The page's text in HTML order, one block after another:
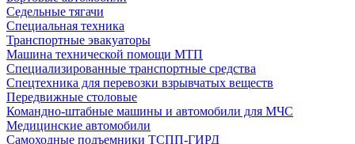
Седельные тягачи
Специальная техника
Транспортные эвакуаторы
Машина технической помощи МТП
Специализированные транспортные средства
Спецтехника для перевозки взрывчатых веществ
Передвижные столовые
Командно-штабные машины и автомобили для МЧС
Медицинские автомобили
Самоходные подъемники ТСПП-ГИРД